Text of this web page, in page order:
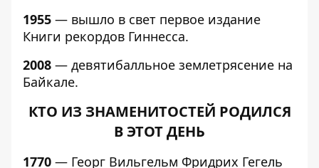
1955 — вышло в свет первое издание
Книги рекордов Гиннесса.
2008 — девятибалльное землетрясение на
Байкале.
КТО ИЗ ЗНАМЕНИТОСТЕЙ РОДИЛСЯ
В ЭТОТ ДЕНЬ
1770 — Георг Вильгельм Фридрих Гегель